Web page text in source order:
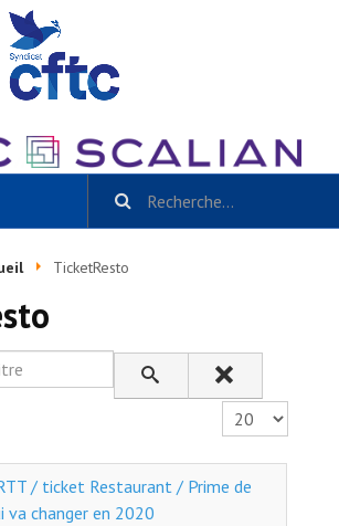
et +
TicketResto
Affichage #
/ ticket Restaurant / Prime de
va changer en 2020